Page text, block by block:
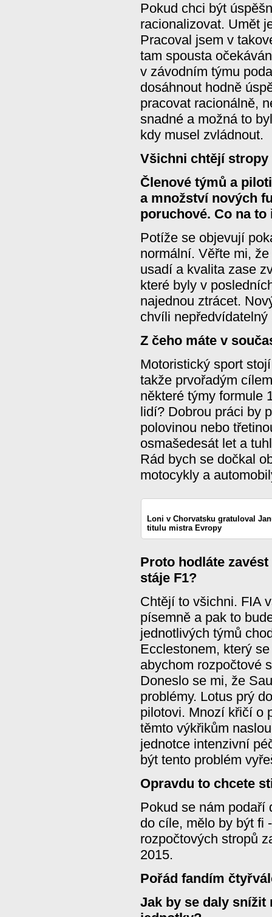
Pokud chci být
racionalizovat. Umět
Pracoval jsem v
tam spousta
v závodním týmu
dosáhnout hodně
pracovat racionálně,
snadné a možná to
kdy musel zvládnout.
Všichni chtějí stropy
Členové týmů a
a množství nových
poruchové. Co na to
Potíže se objevují
normální. Věřte mi,
usadí a kvalita zase
které byly v
najednou ztrácet.
chvíli
Z čeho máte v
Motoristický sport
takže prvořadým
některé týmy formule
lidí? Dobrou práci by
polovinou nebo
osmašedesát let a
Rád bych se dočkal
motocykly a
Loni v Chorvatsku gratuloval
titulu mistra Evropy
Proto hodláte
stáje F1?
Chtějí to všichni. FIA
písemně a pak to
jednotlivých týmů
Ecclestonem, který
abychom rozpočtové
Doneslo se mi, že
problémy. Lotus prý
pilotovi. Mnozí křičí o
těmto výkřikům
jednotce intenzivní
být tento problém
Opravdu to chcete
Pokud se nám podaří
do cíle, mělo by být fi
rozpočtových stropů
2015.
Pořád fandím
Jak by se daly snížit